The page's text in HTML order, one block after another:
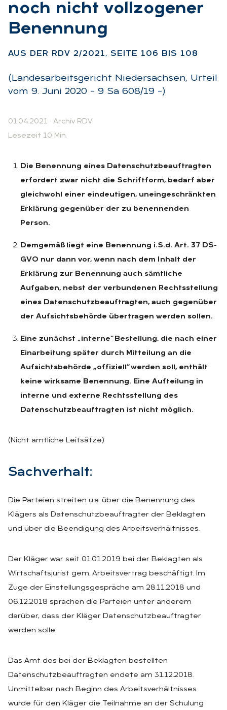
noch nicht voll­zo­ge­ner
Be­nen­nung
AUS DER RDV 2/2021, SEI­TE 106 BIS 108
(Landesarbeitsgericht Niedersachsen, Urteil
vom 9. Juni 2020 – 9 Sa 608/19 –)
01.04.2021 · Archiv RDV
Lesezeit 10 Min.
Die Benennung eines Datenschutzbeauftragten
erfordert zwar nicht die Schriftform, bedarf aber
gleichwohl einer eindeutigen, uneingeschränkten
Erklärung gegenüber der zu benennenden
Person.
Demgemäß liegt eine Benennung i.S.d. Art. 37 DS-
GVO nur dann vor, wenn nach dem Inhalt der
Erklärung zur Benennung auch sämtliche
Aufgaben, nebst der verbundenen Rechtsstellung
eines Datenschutzbeauftragten, auch gegenüber
der Aufsichtsbehörde übertragen werden sollen.
Eine zunächst „interne“ Bestellung, die nach einer
Einarbeitung später durch Mitteilung an die
Aufsichtsbehörde „offiziell“ werden soll, enthält
keine wirksame Benennung. Eine Aufteilung in
interne und externe Rechtsstellung des
Datenschutzbeauftragten ist nicht möglich.
(Nicht amtliche Leitsätze)
Sach­ver­halt:
Die Parteien streiten u.a. über die Benennung des
Klägers als Datenschutzbeauftragter der Beklagten
und über die Beendigung des Arbeitsverhältnisses.
Der Kläger war seit 01.01.2019 bei der Beklagten als
Wirtschaftsjurist gem. Arbeitsvertrag beschäftigt. Im
Zuge der Einstellungsgespräche am 28.11.2018 und
06.12.2018 sprachen die Parteien unter anderem
darüber, dass der Kläger Datenschutzbeauftragter
werden solle.
Das Amt des bei der Beklagten bestellten
Datenschutzbeauftragten endete am 31.12.2018.
Unmittelbar nach Beginn des Arbeitsverhältnisses
wurde für den Kläger die Teilnahme an der Schulung